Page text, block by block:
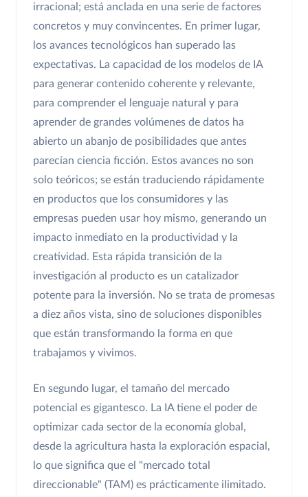
irracional; está anclada en una serie de factores
concretos y muy convincentes. En primer lugar,
los avances tecnológicos han superado las
expectativas. La capacidad de los modelos de IA
para generar contenido coherente y relevante,
para comprender el lenguaje natural y para
aprender de grandes volúmenes de datos ha
abierto un abanjo de posibilidades que antes
parecían ciencia ficción. Estos avances no son
solo teóricos; se están traduciendo rápidamente
en productos que los consumidores y las
empresas pueden usar hoy mismo, generando un
impacto inmediato en la productividad y la
creatividad. Esta rápida transición de la
investigación al producto es un catalizador
potente para la inversión. No se trata de promesas
a diez años vista, sino de soluciones disponibles
que están transformando la forma en que
trabajamos y vivimos.
En segundo lugar, el tamaño del mercado
potencial es gigantesco. La IA tiene el poder de
optimizar cada sector de la economía global,
desde la agricultura hasta la exploración espacial,
lo que significa que el "mercado total
direccionable" (TAM) es prácticamente ilimitado.